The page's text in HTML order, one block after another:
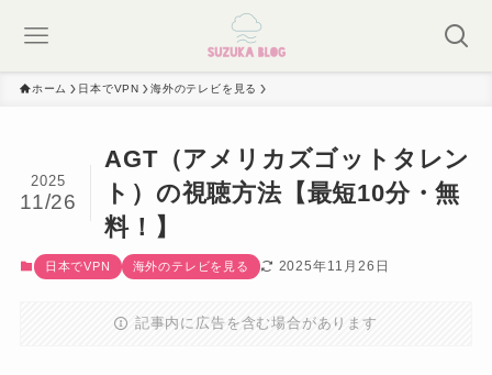
ホーム 日本でVPN 海外のテレビを見る
AGT（アメリカズゴットタレン
ト）の視聴方法【最短10分・無
料！】
2025
11/26
日本でVPN 海外のテレビを見る 2025年11月26日
記事内に広告を含む場合があります